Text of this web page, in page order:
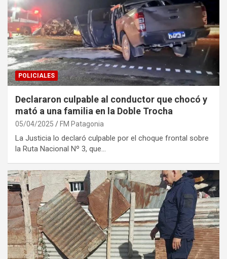
POLICIALES
Declararon culpable al conductor que chocó y
mató a una familia en la Doble Trocha
05/04/2025 FM Patagonia
La Justicia lo declaró culpable por el choque frontal sobre
la Ruta Nacional Nº 3, que…